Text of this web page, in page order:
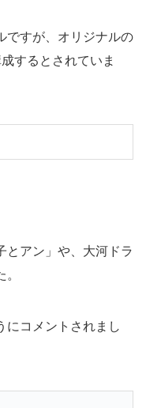
ですが、オリジナルの
するとされていま
とアン」や、大河ドラ
にコメントされまし